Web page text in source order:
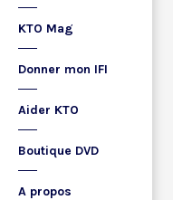
KTO Mag
Donner mon IFI
Aider KTO
Boutique DVD
A propos